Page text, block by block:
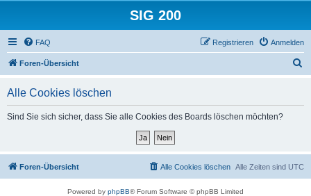
SIG 200
FAQ Anmelden
Registrieren
Foren-Übersicht
Alle Cookies löschen
Sind Sie sich sicher, dass Sie alle Cookies des Boards löschen möchten?
Foren-Übersicht Alle Zeiten sind UTC
Alle Cookies löschen
Powered by phpBB® Forum Software © phpBB Limited